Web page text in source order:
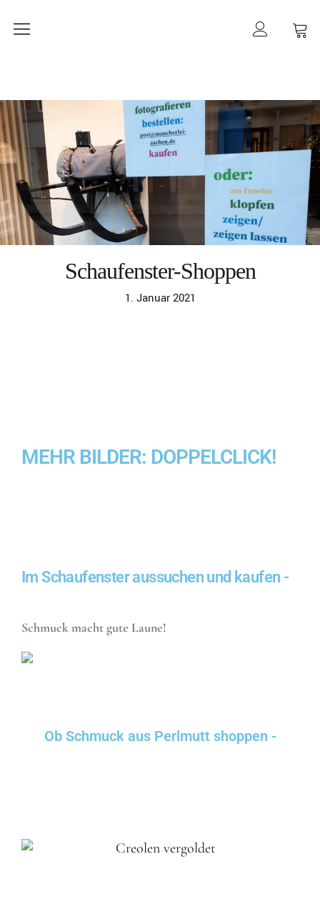
Schaufenster-Shoppen
1. Januar 2021
MEHR BILDER: DOPPELCLICK!
Im Schaufenster aussuchen und kaufen -
Schmuck macht gute Laune!
Ob Schmuck aus Perlmutt shoppen -